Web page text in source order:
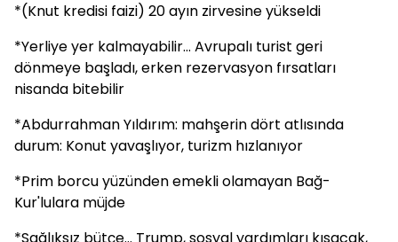
*(Knut kredisi faizi) 20 ayın zirvesine yükseldi
*Yerliye yer kalmayabilir... Avrupalı turist geri
dönmeye başladı, erken rezervasyon fırsatları
nisanda bitebilir
*Abdurrahman Yıldırım: mahşerin dört atlısında
durum: Konut yavaşlıyor, turizm hızlanıyor
*Prim borcu yüzünden emekli olamayan Bağ-
Kur'lulara müjde